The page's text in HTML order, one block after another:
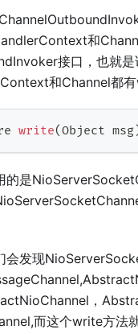
和
接口，也就是
和Channel都有
write(Object msg
的是
会发现
，
而这个write方法